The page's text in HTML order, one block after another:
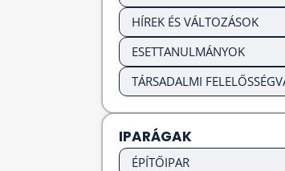
HÍREK ÉS VÁLTOZÁSOK
ESETTANULMÁNYOK
TÁRSADALMI
IPARÁGAK
ÉPÍTŐIPAR